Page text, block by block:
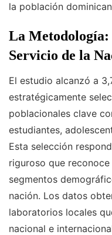
la población
La
Servicio de la
El estudio alcanzó a
estratégicamente
poblacionales clave
estudiantes,
Esta selección
riguroso que
segmentos
nación. Los datos
laboratorios locales
nacional e